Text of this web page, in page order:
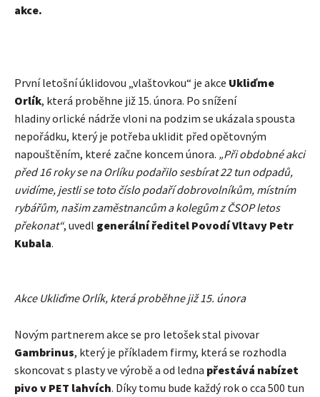
akce.
První letošní úklidovou „vlaštovkou“ je akce Ukliďme
Orlík, která proběhne již 15. února. Po snížení
hladiny orlické nádrže vloni na podzim se ukázala spousta
nepořádku, který je potřeba uklidit před opětovným
napouštěním, které začne koncem února. „Při obdobné akci
před 16 roky se na Orlíku podařilo sesbírat 22 tun odpadů,
uvidíme, jestli se toto číslo podaří dobrovolníkům, místním
rybářům, našim zaměstnancům a kolegům z ČSOP letos
překonat“, uvedl generální ředitel Povodí Vltavy Petr
Kubala.
Akce Ukliďme Orlík, která proběhne již 15. února
Novým partnerem akce se pro letošek stal pivovar
Gambrinus, který je příkladem firmy, která se rozhodla
skoncovat s plasty ve výrobě a od ledna přestává nabízet
pivo v PET lahvích. Díky tomu bude každý rok o cca 500 tun